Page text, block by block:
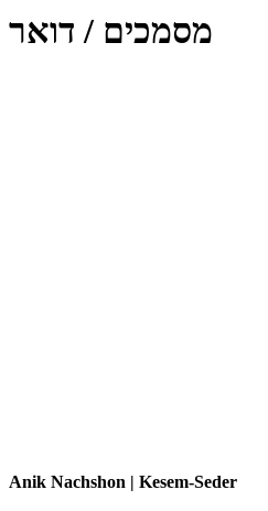
מסמכים / דואר
Anik Nachshon | Kesem-Seder